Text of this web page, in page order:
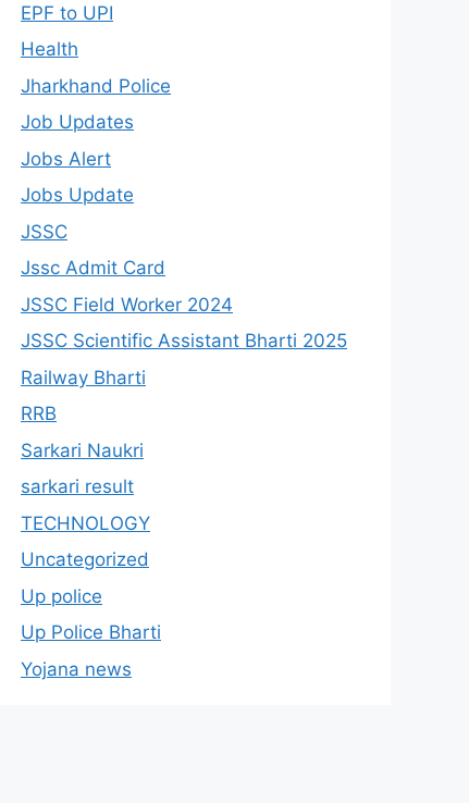
EPF to UPI
Health
Jharkhand Police
Job Updates
Jobs Alert
Jobs Update
JSSC
Jssc Admit Card
JSSC Field Worker 2024
JSSC Scientific Assistant Bharti 2025
Railway Bharti
RRB
Sarkari Naukri
sarkari result
TECHNOLOGY
Uncategorized
Up police
Up Police Bharti
Yojana news